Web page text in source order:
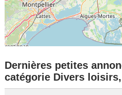
Dernières petites
catégorie Divers